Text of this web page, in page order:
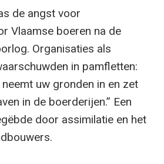
de angst voor
Vlaamse boeren na de
Organisaties als
in pamfletten:
uw gronden in en zet
in de boerderijen.” Een
door assimilatie en het